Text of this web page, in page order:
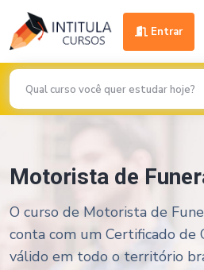
Entrar
Motorista de
O curso de Motorista de
conta com um Certificado de
válido em todo o território